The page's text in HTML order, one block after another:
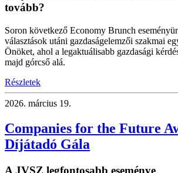
tovább?
Soron következő Economy Brunch
választások utáni gazdaságelemzői szakmai
Önöket, ahol a legaktuálisabb gazdasági
majd górcső alá.
Részletek
2026. március 19.
Companies for the Future
Díjátadó Gála
A JVSZ legfontosabb eseménye